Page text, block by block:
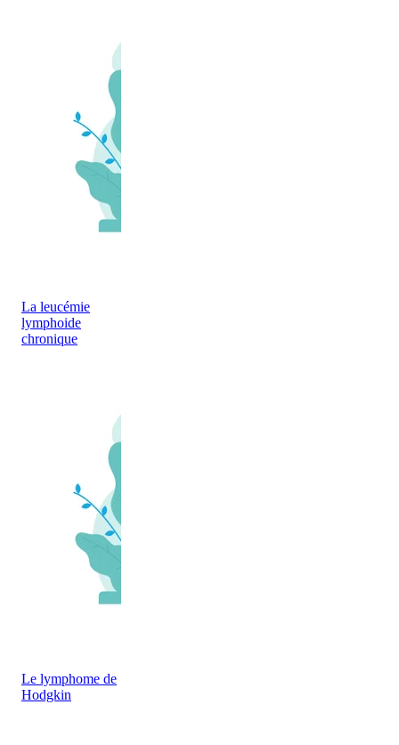
La leucémie
lymphoide
chronique
Le lymphome de
Hodgkin